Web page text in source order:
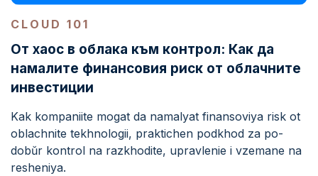
CLOUD 101
От хаос в облака към контрол: Как да
намалите финансовия риск от облачните
инвестиции
Kak kompaniite mogat da namalyat finansoviya risk ot
oblachnite tekhnologii, praktichen podkhod za po-
dobŭr kontrol na razkhodite, upravlenie i vzemane na
resheniya.